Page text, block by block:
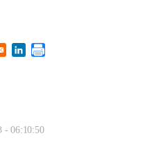
window
a new window
in a new window
Opens in a new window
- 06:10:50